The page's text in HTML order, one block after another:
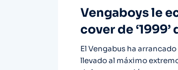
Vengaboys le
cover de
El Vengabus ha
llevado al máximo